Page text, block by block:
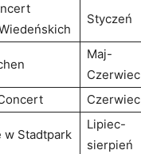
Styczeń
Maj-
Czerwiec
Czerwiec
w Stadtpark
Lipiec-
sierpień